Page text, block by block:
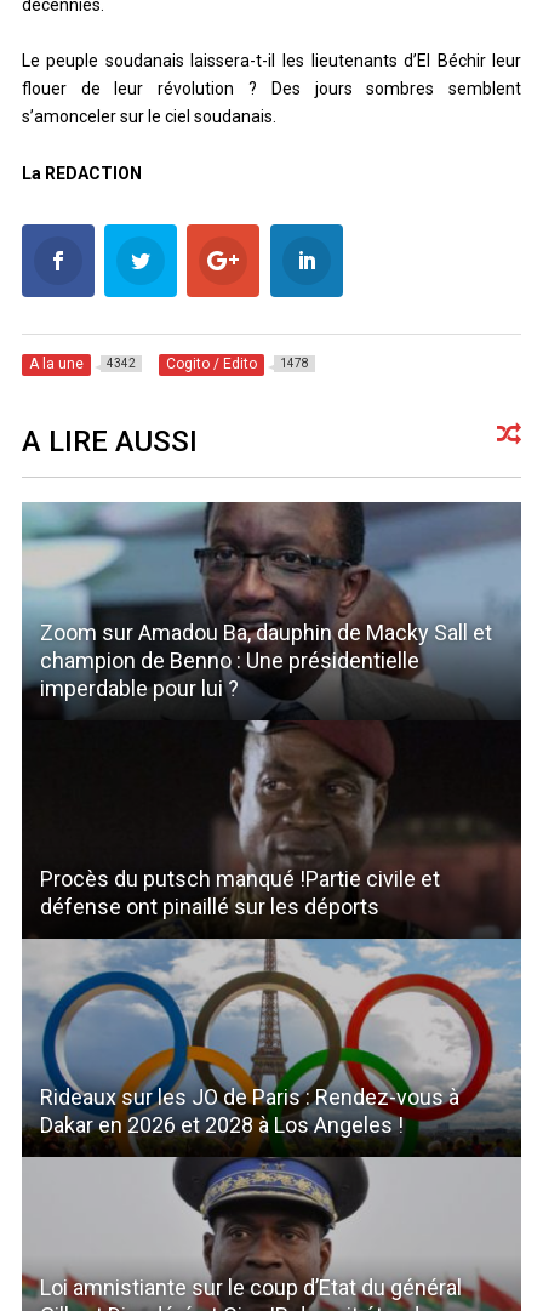
décennies.
Le peuple soudanais laissera-t-il les lieutenants d’El Béchir leur
flouer de leur révolution ? Des jours sombres semblent
s’amonceler sur le ciel soudanais.
La REDACTION
A la une 4342 Cogito / Edito 1478
A LIRE AUSSI
Zoom sur Amadou Ba, dauphin de Macky Sall et
champion de Benno : Une présidentielle
imperdable pour lui ?
Procès du putsch manqué !Partie civile et
défense ont pinaillé sur les déports
Rideaux sur les JO de Paris : Rendez-vous à
Dakar en 2026 et 2028 à Los Angeles !
Loi amnistiante sur le coup d’Etat du général